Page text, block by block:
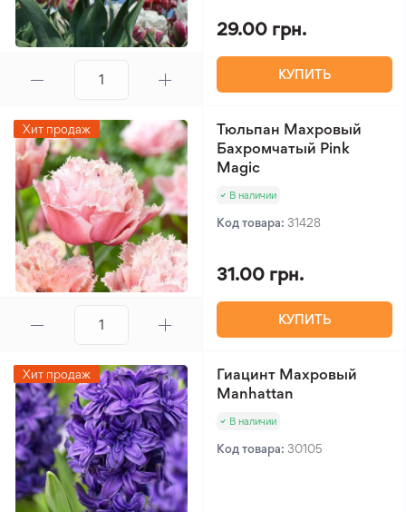
29.00 грн.
КУПИТЬ
Хит продаж
Тюльпан Махровый
Бахромчатый Pink
Magic
В наличии
Код товара: 31428
31.00 грн.
КУПИТЬ
Хит продаж
Гиацинт Махровый
Manhattan
В наличии
Код товара: 30105